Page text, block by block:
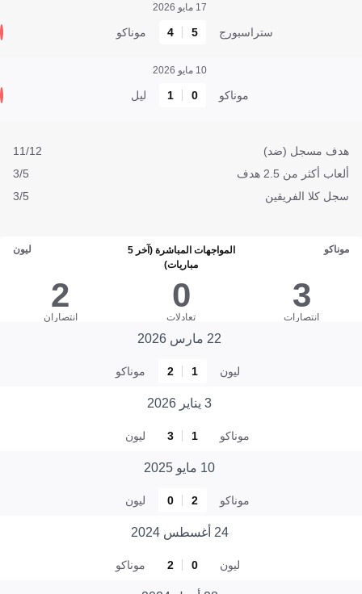
17 مايو 2026
ستراسبورج 5
4 موناكو
10 مايو 2026
موناكو 0
1 ليل
هدف مسجل (ضد)
11/12
ألعاب أكثر من 2.5 هدف
3/5
سجل كلا الفريقين
3/5
موناكو
المواجهات المباشرة (آخر 5
مباريات)
ليون
3
انتصارات
0
تعادلات
2
انتصاران
22 مارس 2026
ليون 1
2 موناكو
3 يناير 2026
موناكو 1
3 ليون
10 مايو 2025
موناكو 2
0 ليون
24 أغسطس 2024
ليون 0
2 موناكو